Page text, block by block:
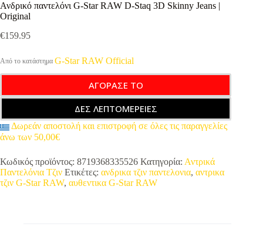
Ανδρικό παντελόνι G-Star RAW D-Staq 3D Skinny Jeans |
Original
€159.95
Από το κατάστημα G-Star RAW Official
ΑΓΟΡΑΣΕ ΤΟ
ΔΕΣ ΛΕΠΤΟΜΕΡΕΙΕΣ
Δωρεάν αποστολή και επιστροφή σε όλες τις παραγγελίες
άνω των 50,00€
Κωδικός προϊόντος: 8719368335526 Κατηγορία: Αντρικά
Παντελόνια Τζιν Ετικέτες: ανδρικα τζιν παντελονια, αντρικα
τζιν G-Star RAW, αυθεντικα G-Star RAW